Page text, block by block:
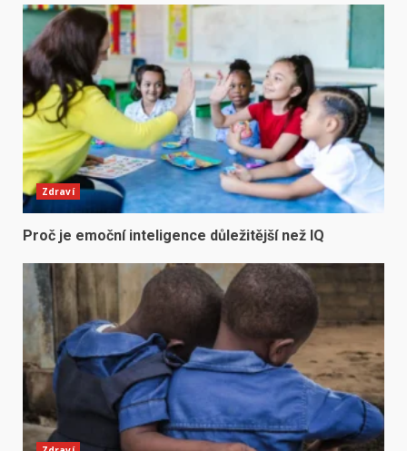
Zdraví
Proč je emoční inteligence důležitější než IQ